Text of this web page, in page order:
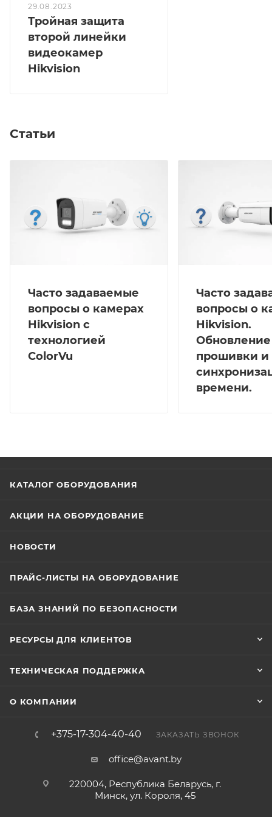
29.08.2023
Тройная защита
второй линейки
видеокамер
Hikvision
Статьи
Часто задаваемые
вопросы о камерах
Hikvision с
технологией
ColorVu
Часто
вопросы о
Hikvision.
Обновление
прошивки и
времени.
КАТАЛОГ ОБОРУДОВАНИЯ
АКЦИИ НА ОБОРУДОВАНИЕ
НОВОСТИ
ПРАЙС-ЛИСТЫ НА ОБОРУДОВАНИЕ
БАЗА ЗНАНИЙ ПО БЕЗОПАСНОСТИ
РЕСУРСЫ ДЛЯ КЛИЕНТОВ
ТЕХНИЧЕСКАЯ ПОДДЕРЖКА
О КОМПАНИИ
+375-17-304-40-40 ЗАКАЗАТЬ ЗВОНОК
office@avant.by
220004, Республика Беларусь, г.
Минск, ул. Короля, 45